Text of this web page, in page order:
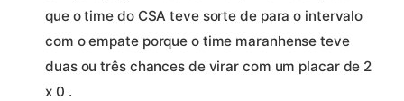
que o time do CSA teve sorte de para o intervalo
com o empate porque o time maranhense teve
duas ou três chances de virar com um placar de 2
x 0 .